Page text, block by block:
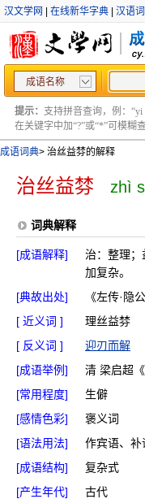
汉文学网 在线新华字典 汉语
成语名称
提示： 支持拼音查询，例：“yi
在关键字中加“?”或“*”可模糊
成语词典> 治丝益棼的解释
治丝益棼 zhì
词典解释
[成语解释]
治：整理；
加复杂。
[典故出处]
《左传·隐
[ 近义词 ]
理丝益棼
[ 反义词 ]
迎刃而解
[成语举例]
清 梁启超
[常用程度]
生僻
[感情色彩]
褒义词
[语法用法]
作宾语、补
[成语结构]
复杂式
[产生年代]
古代